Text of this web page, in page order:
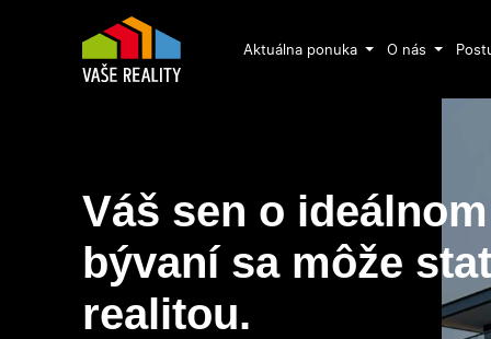
Aktuálna ponuka O nás
Váš sen o ideálnom
bývaní sa môže
realitou.